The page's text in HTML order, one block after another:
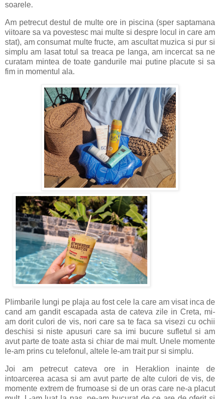
soarele.
Am petrecut destul de multe ore in piscina (sper saptamana
viitoare sa va povestesc mai multe si despre locul in care am
stat), am consumat multe fructe, am ascultat muzica si pur si
simplu am lasat totul sa treaca pe langa, am incercat sa ne
curatam mintea de toate gandurile mai putine placute si sa
fim in momentul ala.
Plimbarile lungi pe plaja au fost cele la care am visat inca de
cand am gandit escapada asta de cateva zile in Creta, mi-
am dorit culori de vis, nori care sa te faca sa visezi cu ochii
deschisi si niste apusuri care sa imi bucure sufletul si am
avut parte de toate asta si chiar de mai mult. Unele momente
le-am prins cu telefonul, altele le-am trait pur si simplu.
Joi am petrecut cateva ore in Heraklion inainte de
intoarcerea acasa si am avut parte de alte culori de vis, de
momente extrem de frumoase si de un oras care ne-a placut